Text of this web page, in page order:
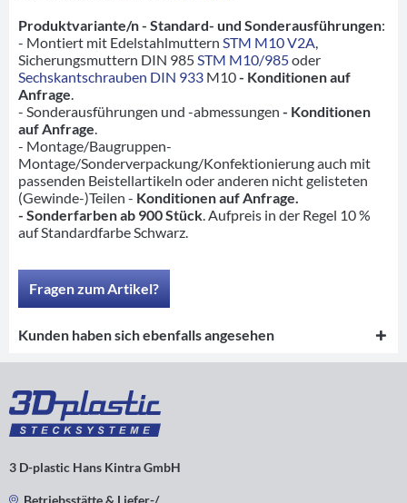
Produktvariante/n - Standard- und Sonderausführungen:
- Montiert mit Edelstahlmuttern STM M10 V2A
Sicherungsmuttern DIN 985 STM M10/985oder
Sechskantschrauben DIN 933 M10- Konditionen auf
Anfrage
- Sonderausführungen und -abmessungen - Konditionen
auf Anfrage
- Montage/Baugruppen-
Montage/Sonderverpackung/Konfektionierung auch mit
passenden Beistellartikeln oder anderen nicht gelisteten
(Gewinde-)Teilen - Konditionen auf Anfrage.
- Sonderfarben ab 900 Stück . Aufpreis in der Regel 10 %
auf Standardfarbe Schwarz.
Fragen zum Artikel?
Kunden haben sich ebenfalls angesehen
3 D-plastic Hans Kintra GmbH